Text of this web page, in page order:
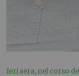
Ieri sera, nel corso